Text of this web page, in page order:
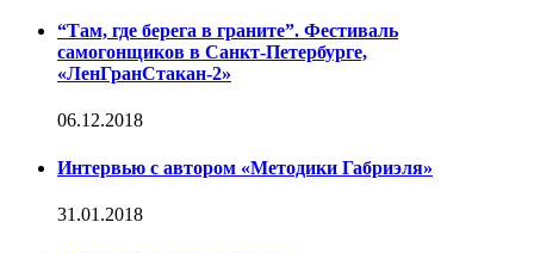
“Там, где берега в граните”. Фестиваль
самогонщиков в Санкт-Петербурге,
«ЛенГранСтакан-2»
06.12.2018
Интервью с автором «Методики Габриэля»
31.01.2018